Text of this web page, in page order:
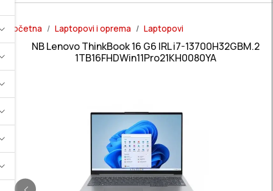
Početna Laptopovi i oprema Laptopovi
NB Lenovo ThinkBook 16 G6 IRL i7-13700H32GBM.2
1TB16FHDWin11Pro21KH0080YA